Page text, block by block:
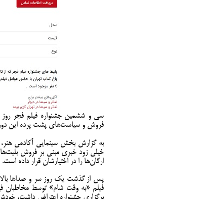
سی و ششمین جشنواره فیلم فجر
فروش و سیاست‌های پشت پرده این
خیلی زود خبری مبنی بر فروش
ارگان‌ها را در اختیارشان قرار داده است.
پس از گذشت یک روز سر و صداها
فیلم «به وقت شام» توسط مخاطبان